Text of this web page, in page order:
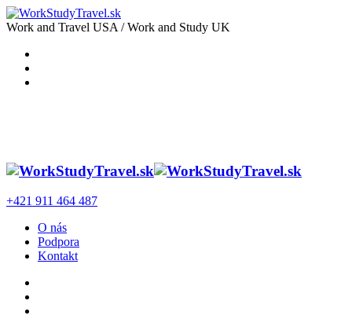
Work and Travel USA / Work and Study UK
+421 911 464 487
O nás
Podpora
Kontakt